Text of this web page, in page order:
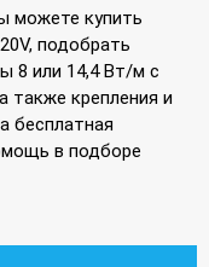
можете купить
подобрать
8 или 14,4 Вт/м с
также крепления и
бесплатная
в подборе